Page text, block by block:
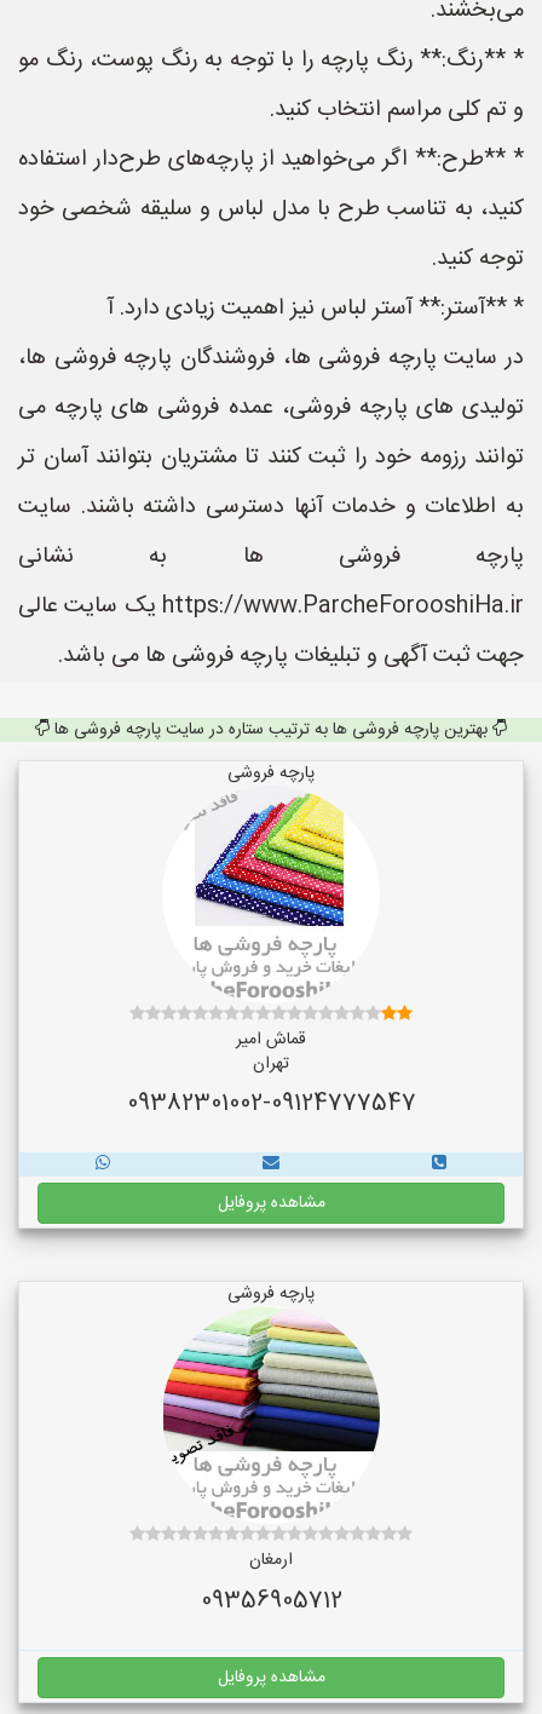
می‌بخشند.
* **رنگ:** رنگ پارچه را با توجه به رنگ پوست، رنگ مو
و تم کلی مراسم انتخاب کنید.
* **طرح:** اگر می‌خواهید از پارچه‌های طرح‌دار استفاده
کنید، به تناسب طرح با مدل لباس و سلیقه شخصی خود
توجه کنید.
* **آستر:** آستر لباس نیز اهمیت زیادی دارد. آ
در سایت پارچه فروشی ها، فروشندگان پارچه فروشی ها،
تولیدی های پارچه فروشی، عمده فروشی های پارچه می
توانند رزومه خود را ثبت کنند تا مشتریان بتوانند آسان تر
به اطلاعات و خدمات آنها دسترسی داشته باشند. سایت
پارچه فروشی ها به نشانی
https://www.ParcheForooshiHa.ir یک سایت عالی
جهت ثبت آگهی و تبلیغات پارچه فروشی ها می باشد.
بهترین پارچه فروشی ها به ترتیب ستاره در سایت پارچه فروشی ها
پارچه فروشی
قماش امیر
تهران
09382301002-09124777547
مشاهده پروفایل
پارچه فروشی
ارمغان
09356905712
مشاهده پروفایل